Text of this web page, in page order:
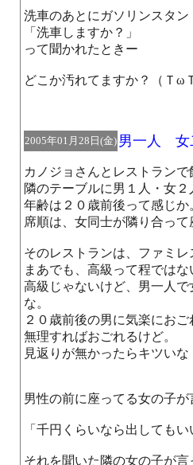
洗車のあとにガソリンスタ
「洗車しますか？」
って聞かれたときー
どこか汚れてますか？（Ｔω
2005年01月28日(金) 男一人 女
カノジョさんとレストラン
隣のテーブルに男１人・女
年齢は２０歳前後って感じか
席順は、女同士が隣り合っ
そのレストランは、ファミ
まあでも、高級って程ではな
高級じゃないけど、男一人
な。
２０歳前後の男に気楽にお
無理すればおごれるけど。
見返りが無かったらキツいな
男性の前に座ってる女の子が
「千円くらいなら出しても
それを聞いた隣の女の子が言